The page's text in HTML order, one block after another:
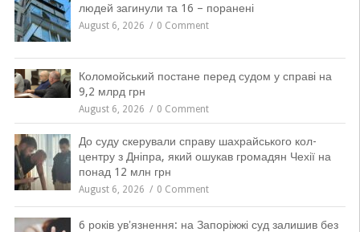
людей загинули та 16 – поранені
August 6, 2026 0 Comment
Коломойський постане перед судом у справі на
9,2 млрд грн
August 6, 2026 0 Comment
До суду скерували справу шахрайського кол-
центру з Дніпра, який ошукав громадян Чехії на
понад 12 млн грн
August 6, 2026 0 Comment
6 років увʼязнення: на Запоріжжі суд залишив без